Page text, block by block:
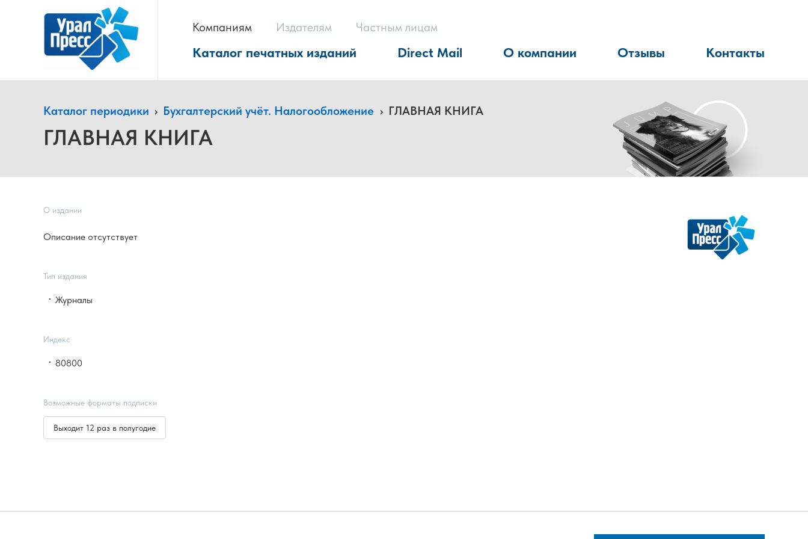
Компаниям Издателям Частным лицам
Каталог печатных изданий Direct Mail О компании Отзывы Контакты
Каталог периодики › Бухгалтерский учёт. Налогообложение › ГЛАВНАЯ КНИГА
ГЛАВНАЯ КНИГА
О издании
Описание отсутствует
Тип издания
Журналы
Индекс
80800
Возможные форматы подписки
Выходит 12 раз в полугодие